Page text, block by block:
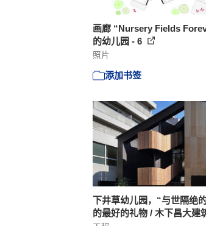
画廊 “Nursery Fields
的幼儿园 - 6
照片
添加书签
下井草幼儿园，“与世隔绝
的最好的礼物 / 木下昌大建